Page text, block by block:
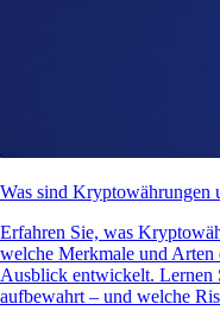
Was sind Kryptowährungen
Erfahren Sie, was
welche Merkmale und
Ausblick entwickelt. Lernen
aufbewahrt – und welche